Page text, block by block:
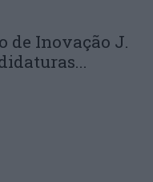
de Inovação J.